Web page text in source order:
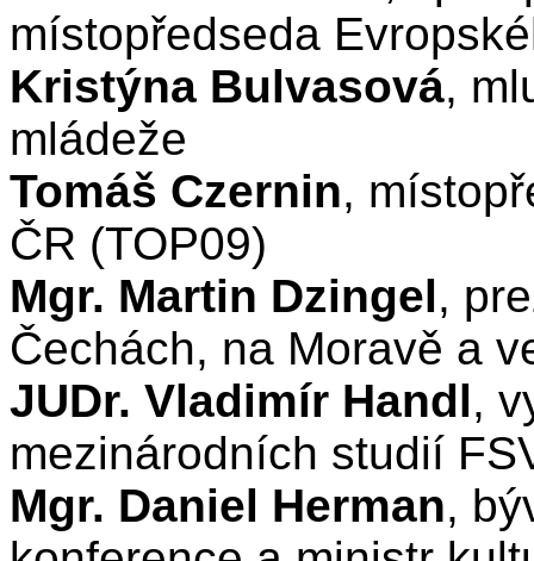
místopředseda
Kristýna Bulvasová,
mládeže
Tomáš Czernin,
ČR (TOP09)
Mgr. Martin Dzingel,
Čechách, na Moravě
JUDr. Vladimír Handl,
mezinárodních studií
Mgr. Daniel Herman,